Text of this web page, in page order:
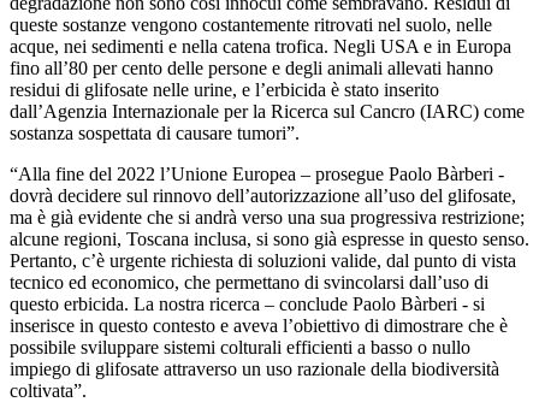
queste sostanze vengono costantemente ritrovati nel suolo, nelle
acque, nei sedimenti e nella catena trofica. Negli USA e in Europa
fino all’80 per cento delle persone e degli animali allevati hanno
residui di glifosate nelle urine, e l’erbicida è stato inserito
dall’Agenzia Internazionale per la Ricerca sul Cancro (IARC) come
sostanza sospettata di causare tumori”.
“Alla fine del 2022 l’Unione Europea – prosegue Paolo Bàrberi -
dovrà decidere sul rinnovo dell’autorizzazione all’uso del glifosate,
ma è già evidente che si andrà verso una sua progressiva restrizione;
alcune regioni, Toscana inclusa, si sono già espresse in questo senso.
Pertanto, c’è urgente richiesta di soluzioni valide, dal punto di vista
tecnico ed economico, che permettano di svincolarsi dall’uso di
questo erbicida. La nostra ricerca – conclude Paolo Bàrberi - si
inserisce in questo contesto e aveva l’obiettivo di dimostrare che è
possibile sviluppare sistemi colturali efficienti a basso o nullo
impiego di glifosate attraverso un uso razionale della biodiversità
coltivata”.